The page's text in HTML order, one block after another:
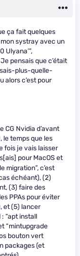
ça fait quelques
systray avec un
Ulyana’”,
pensais que c’était
plus-quelle-
alors c’est pour
CG Nvidia d’avant
le temps que les
fois je vais laisser
pour MacOS et
migration”, c’est
échéant), (2)
(3) faire des
PPAs pour éviter
et (5) lancer
“apt install
“mintupgrade
bouton vert
packages (et